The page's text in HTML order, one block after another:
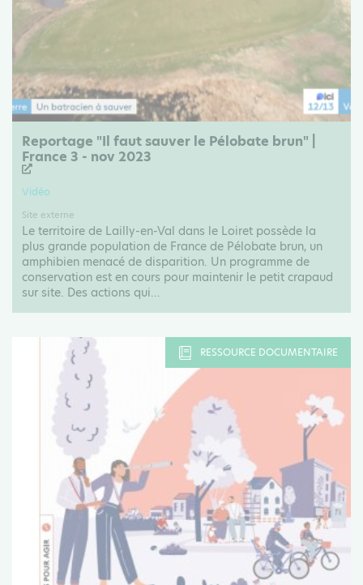
Reportage "Il faut sauver le Pélobate brun" |
France 3 - nov 2023
Vidéo
Site externe
Le territoire de Lailly-en-Val dans le Loiret possède la
plus grande population de France de Pélobate brun, un
amphibien menacé de disparition. Un programme de
conservation est en cours pour maintenir le petit crapaud
sur site. Des actions qui...
RESSOURCE DOCUMENTAIRE